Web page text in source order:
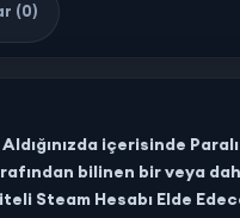
(0)
Aldığınızda içerisinde
bilinen bir veya
Steam Hesabı Elde